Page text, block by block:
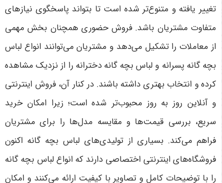
تغییر یافته و متنوع‌تر شده است تا بتواند پاسخگوی نیازهای
متفاوت مشتریان باشد. فروش حضوری همچنان بخش مهمی
از معاملات را تشکیل می‌دهد و مشتریان می‌توانند انواع لباس
بچه گانه پسرانه و لباس بچه گانه دخترانه را از نزدیک مشاهده
کرده و انتخاب بهتری داشته باشند. در کنار آن، فروش اینترنتی
و آنلاین روز به روز محبوب‌تر شده است؛ زیرا امکان خرید
سریع، بررسی قیمت‌ها و مقایسه مدل‌ها را برای مشتریان
فراهم می‌کند. بسیاری از تولیدی‌های لباس بچه گانه اکنون
فروشگاه‌های اینترنتی اختصاصی دارند که انواع لباس بچه گانه
را با توضیحات کامل و تصاویر با کیفیت ارائه می‌کنند و امکان